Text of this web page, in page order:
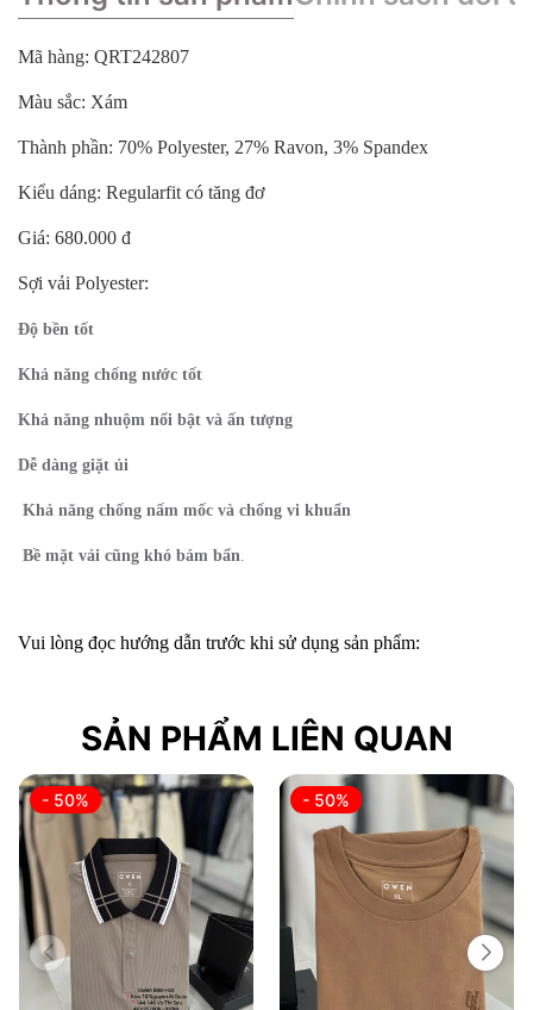
Mã hàng: QRT242807
Màu sắc: Xám
Thành phần: 70% Polyester, 27% Ravon, 3% Spandex
Kiểu dáng: Regularfit có tăng đơ
Giá: 680.000 đ
Sợi vải Polyester:
Độ bền tốt
Khả năng chống nước tốt
Khả năng nhuộm nổi bật và ấn tượng
Dễ dàng giặt ủi
Khả năng chống nấm mốc và chống vi khuẩn
Bề mặt vải cũng khó bám bẩn.
Vui lòng đọc hướng dẫn trước khi sử dụng sản phẩm:
SẢN PHẨM LIÊN QUAN
- 50% - 50%